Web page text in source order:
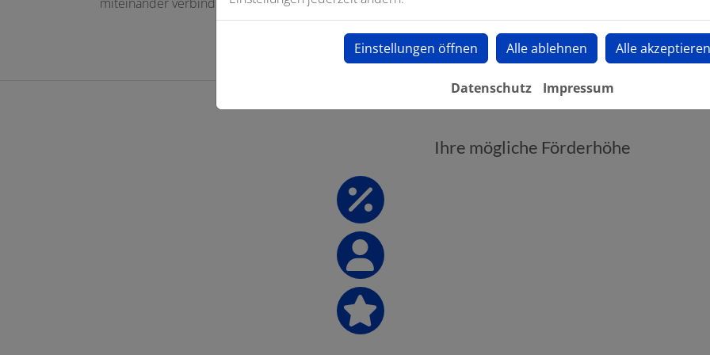
miteinander verbinden.
Ihre mögliche Förderhöhe
Einstellungen öffnen Alle ablehnen Alle akzeptieren
Datenschutz Impressum